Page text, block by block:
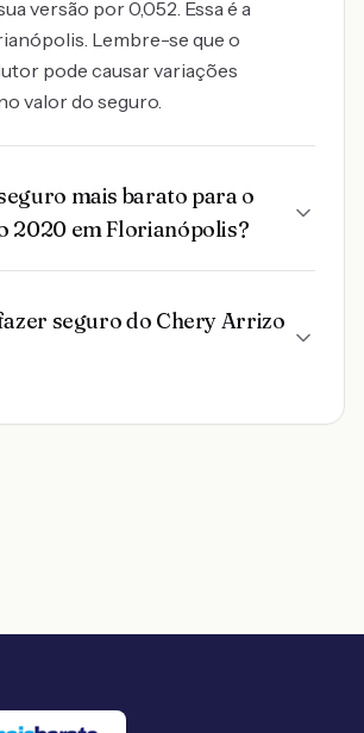
versão por 0,052. Essa é a
Lembre-se que o
pode causar variações
valor do seguro.
mais barato para o
2020 em Florianópolis?
seguro do Chery Arrizo